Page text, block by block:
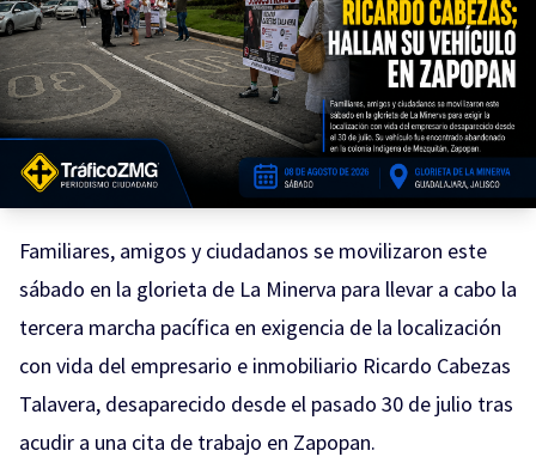
Familiares, amigos y ciudadanos se movilizaron este
sábado en la glorieta de La Minerva para llevar a cabo la
tercera marcha pacífica en exigencia de la localización
con vida del empresario e inmobiliario Ricardo Cabezas
Talavera, desaparecido desde el pasado 30 de julio tras
acudir a una cita de trabajo en Zapopan.